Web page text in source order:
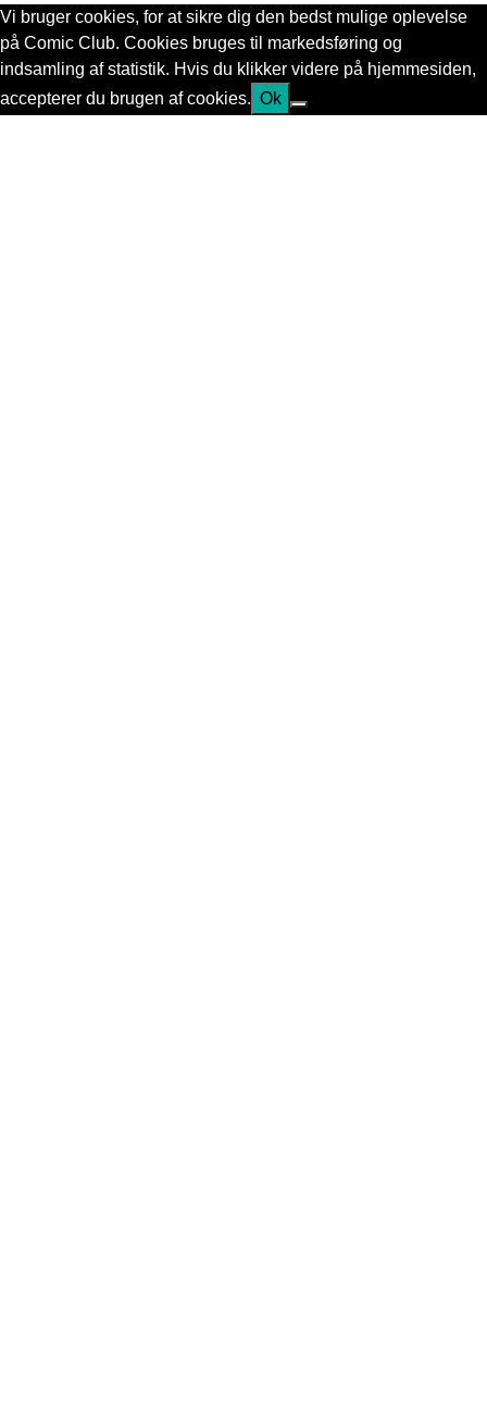
Vi bruger cookies, for at sikre dig den bedst mulige oplevelse
på Comic Club. Cookies bruges til markedsføring og
indsamling af statistik. Hvis du klikker videre på hjemmesiden,
accepterer du brugen af cookies. Ok